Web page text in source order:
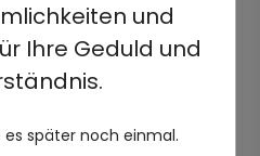
und
Ihre Geduld und
später noch einmal.